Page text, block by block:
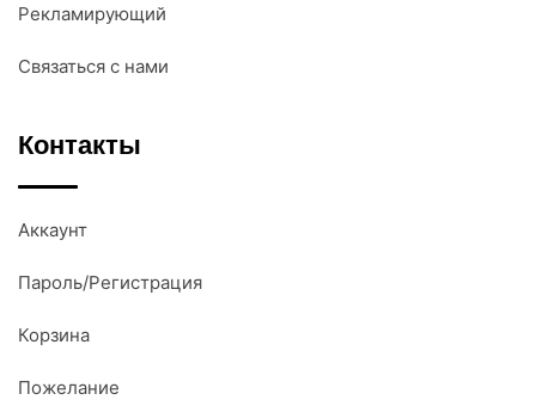
Рекламирующий
Связаться с нами
Контакты
Аккаунт
Пароль/Регистрация
Корзина
Пожелание